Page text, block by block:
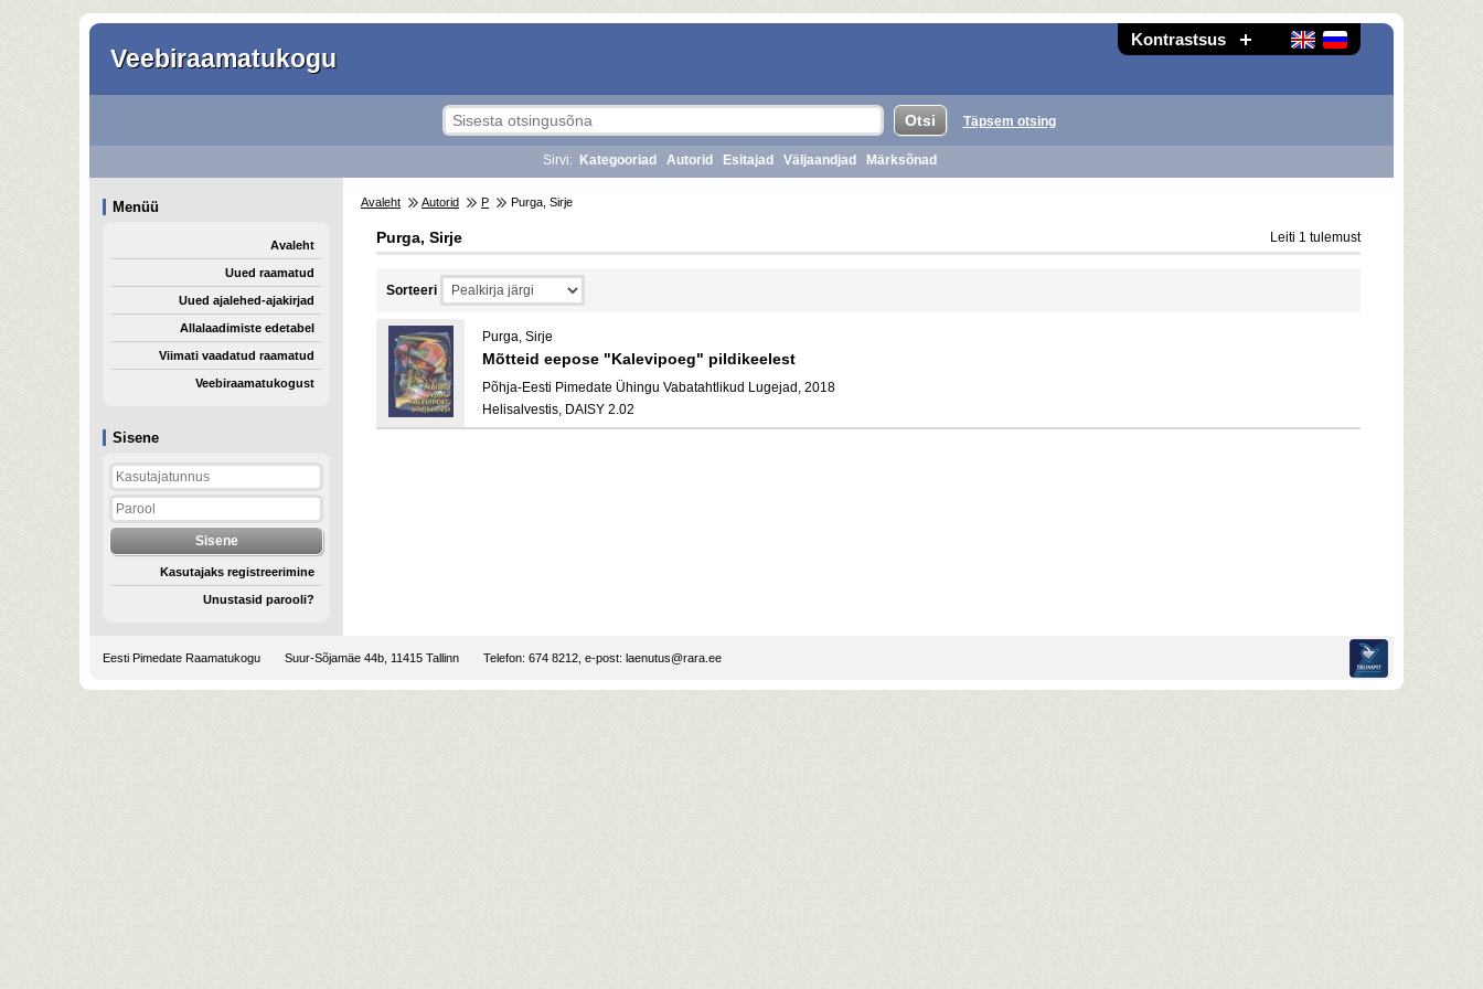
Kontrastsus
Veebiraamatukogu
Sisene
Kasutajaks registreerimine
Unustasid parooli?
Täpsem otsing
Sirvi: Kategooriad Autorid Esitajad Väljaandjad Märksõnad
Menüü
Avaleht
Uued raamatud
Uued ajalehed-ajakirjad
Allalaadimiste edetabel
Viimati vaadatud raamatud
Veebiraamatukogust
Avaleht Autorid P Purga, Sirje
Purga, Sirje Leiti 1 tulemust
Sorteeri
Purga, Sirje
Mõtteid eepose "Kalevipoeg" pildikeelest
Põhja-Eesti Pimedate Ühingu Vabatahtlikud Lugejad, 2018
Helisalvestis, DAISY 2.02
Eesti Pimedate Raamatukogu Suur-Sõjamäe 44b, 11415 Tallinn Telefon: 674 8212, e-post: laenutus@rara.ee